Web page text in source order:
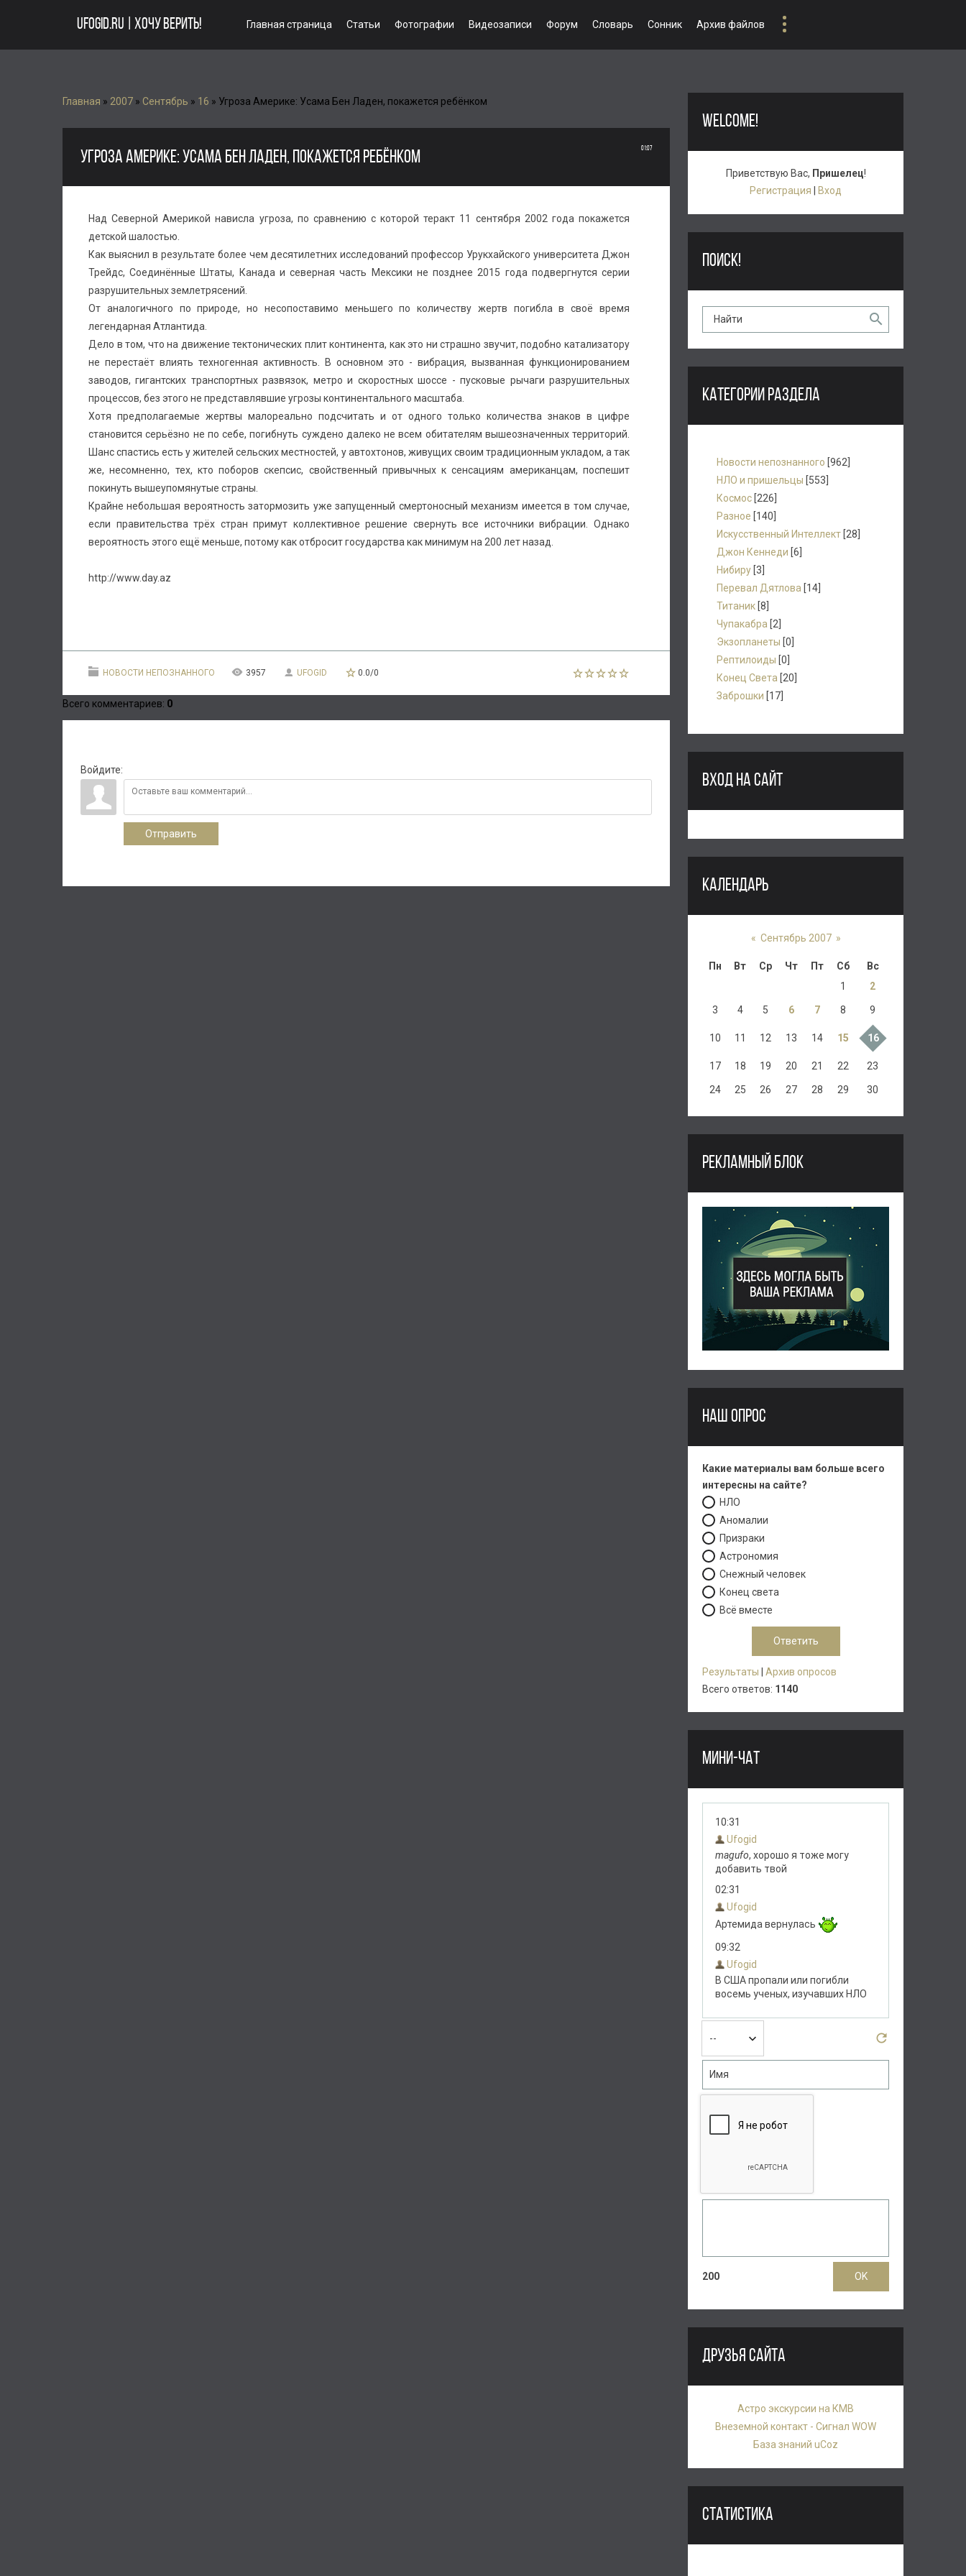
UFOGID.RU | ХОЧУ ВЕРИТЬ! Главная страница Статьи Фотографии Видеозаписи Форум Словарь Сонник Архив файлов
Главная » 2007 » Сентябрь » 16 » Угроза Америке: Усама Бен Ладен, покажется ребёнком
01:07
УГРОЗА АМЕРИКЕ: УСАМА БЕН ЛАДЕН, ПОКАЖЕТСЯ РЕБЁНКОМ
Над Северной Америкой нависла угроза, по сравнению с которой теракт 11 сентября 2002 года покажется
детской шалостью.
Как выяснил в результате более чем десятилетних исследований профессор Урукхайского университета Джон
Трейдс, Соединённые Штаты, Канада и северная часть Мексики не позднее 2015 года подвергнутся серии
разрушительных землетрясений.
От аналогичного по природе, но несопоставимо меньшего по количеству жертв погибла в своё время
легендарная Атлантида.
Дело в том, что на движение тектонических плит континента, как это ни страшно звучит, подобно катализатору
не перестаёт влиять техногенная активность. В основном это - вибрация, вызванная функционированием
заводов, гигантских транспортных развязок, метро и скоростных шоссе - пусковые рычаги разрушительных
процессов, без этого не представлявшие угрозы континентального масштаба.
Хотя предполагаемые жертвы малореально подсчитать и от одного только количества знаков в цифре
становится серьёзно не по себе, погибнуть суждено далеко не всем обитателям вышеозначенных территорий.
Шанс спастись есть у жителей сельских местностей, у автохтонов, живущих своим традиционным укладом, а так
же, несомненно, тех, кто поборов скепсис, свойственный привычных к сенсациям американцам, поспешит
покинуть вышеупомянутые страны.
Крайне небольшая вероятность затормозить уже запущенный смертоносный механизм имеется в том случае,
если правительства трёх стран примут коллективное решение свернуть все источники вибрации. Однако
вероятность этого ещё меньше, потому как отбросит государства как минимум на 200 лет назад.
http://www.day.az
НОВОСТИ НЕПОЗНАННОГО 3957 UFOGID 0.0/0
Всего комментариев: 0
Войдите:
Отправить
WELCOME!
Приветствую Вас, Пришелец!
Регистрация
Вход
ПОИСК!
КАТЕГОРИИ РАЗДЕЛА
Новости непознанного [962]
НЛО и пришельцы [553]
Космос [226]
Разное [140]
Искусственный Интеллект [28]
Джон Кеннеди [6]
Нибиру [3]
Перевал Дятлова [14]
Титаник [8]
Чупакабра [2]
Экзопланеты [0]
Рептилоиды [0]
Конец Света [20]
Заброшки [17]
ВХОД НА САЙТ
КАЛЕНДАРЬ
« Сентябрь 2007 »
Пн Вт Ср Чт Пт Сб
Вс
1
2
3 4 5 6 7 8 9
10 11 12 13 14 15 16
17 18 19 20 21 22 23
24 25 26 27 28 29 30
РЕКЛАМНЫЙ БЛОК
НАШ ОПРОС
Какие материалы вам больше всего
интересны на сайте?
НЛО
Аномалии
Призраки
Астрономия
Снежный человек
Конец света
Всё вместе
Результаты
Архив опросов
Всего ответов: 1140
МИНИ-ЧАТ
200
ДРУЗЬЯ САЙТА
Астро экскурсии на КМВ
Внеземной контакт - Сигнал WOW
База знаний uCoz
СТАТИСТИКА